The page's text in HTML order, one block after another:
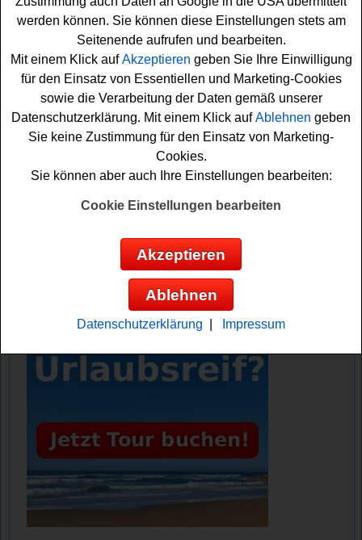
Gutscheine im Wert von 5x 500 Euro und 50x 100 Euro -
und mit etwas Glück können Sie einen solchen
Einkaufsgutschein gewinnen.
Falls Sie an dem Aurednik Gewinnspiel gratis
teilnehmen möchten, sollten Sie gleich die
Kreuzworträtsel Lösung herausfinden und können dann
das kleine Formular ausfüllen. Vielleicht klappt es ja und
sie können einen Gutschein gewinnen? Viel Spaß beim
Rätseln!
5x 500 und 50x 100 Euro
Anzeige:
werden können. Sie können diese Einstellungen stets am
Seitenende aufrufen und bearbeiten.
Mit einem Klick aufAkzeptieren geben Sie Ihre Einwilligung
für den Einsatz von Essentiellen und Marketing-Cookies
sowie die Verarbeitung der Daten gemäß unserer
Datenschutzerklärung. Mit einem Klick aufAblehnen geben
Sie keine Zustimmung für den Einsatz von Marketing-
Cookies.
Sie können aber auch Ihre Einstellungen bearbeiten:
Cookie Einstellungen bearbeiten
Akzeptieren
Ablehnen
Datenschutzerklärung Impressum